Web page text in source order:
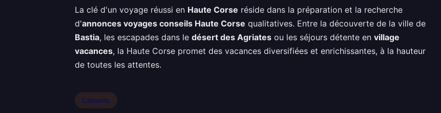
La clé d'un voyage réussi en Haute Corse réside dans la préparation et la recherche
d'annonces voyages conseils Haute Corse qualitatives. Entre la découverte de la ville de
Bastia, les escapades dans le désert des Agriates ou les séjours détente en village
vacances, la Haute Corse promet des vacances diversifiées et enrichissantes, à la hauteur
de toutes les attentes.
Conseils